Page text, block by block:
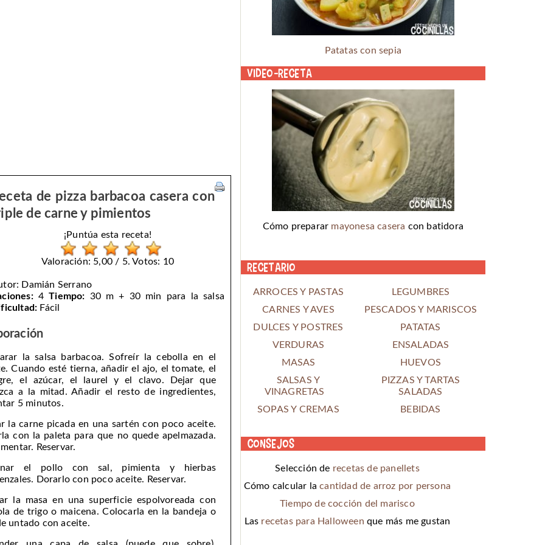
de pizza barbacoa casera con
de carne y pimientos
¡Puntúa esta receta!
Valoración: 5,00 / 5. Votos: 10
Damián Serrano
4 Tiempo: 30 m + 30 min para la salsa
Fácil
la salsa barbacoa. Sofreír la cebolla en el
Cuando esté tierna, añadir el ajo, el tomate, el
el azúcar, el laurel y el clavo. Dejar que
a la mitad. Añadir el resto de ingredientes,
5 minutos.
la carne picada en una sartén con poco aceite.
con la paleta para que no quede apelmazada.
Reservar.
el pollo con sal, pimienta y hierbas
Dorarlo con poco aceite. Reservar.
la masa en una superficie espolvoreada con
de trigo o maicena. Colocarla en la bandeja o
untado con aceite.
Patatas con sepia
Video-receta
Cómo preparar mayonesa casera con batidora
Recetario
ARROCES Y PASTAS
LEGUMBRES
CARNES Y AVES
PESCADOS Y MARISCOS
DULCES Y POSTRES
PATATAS
VERDURAS
ENSALADAS
MASAS
HUEVOS
SALSAS Y
VINAGRETAS
PIZZAS Y TARTAS
SALADAS
SOPAS Y CREMAS
BEBIDAS
Consejos
Selección de recetas de panellets
Cómo calcular lacantidad de arroz por persona
Tiempo de cocción del marisco
Las recetas para Halloween que más me gustan